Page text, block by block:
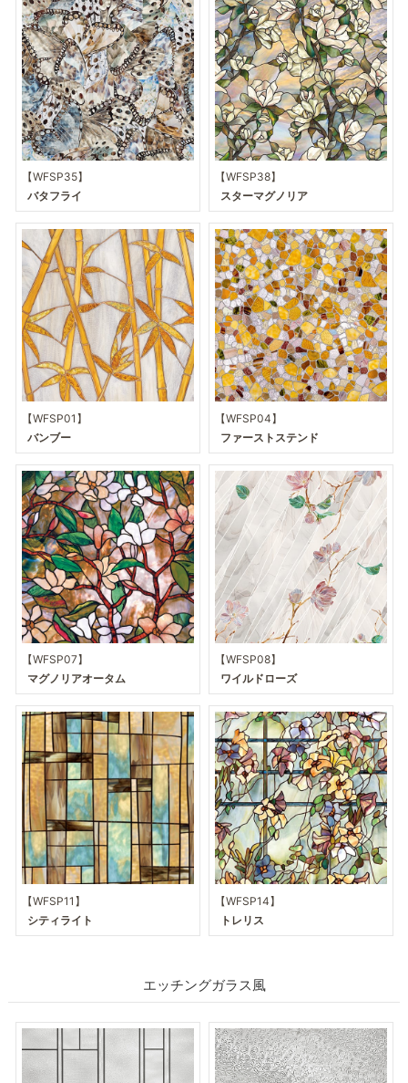
【WFSP35】
バタフライ
【WFSP38】
スターマグノリア
【WFSP01】
バンブー
【WFSP04】
ファーストステンド
【WFSP07】
マグノリアオータム
【WFSP08】
ワイルドローズ
【WFSP11】
シティライト
【WFSP14】
トレリス
エッチングガラス風